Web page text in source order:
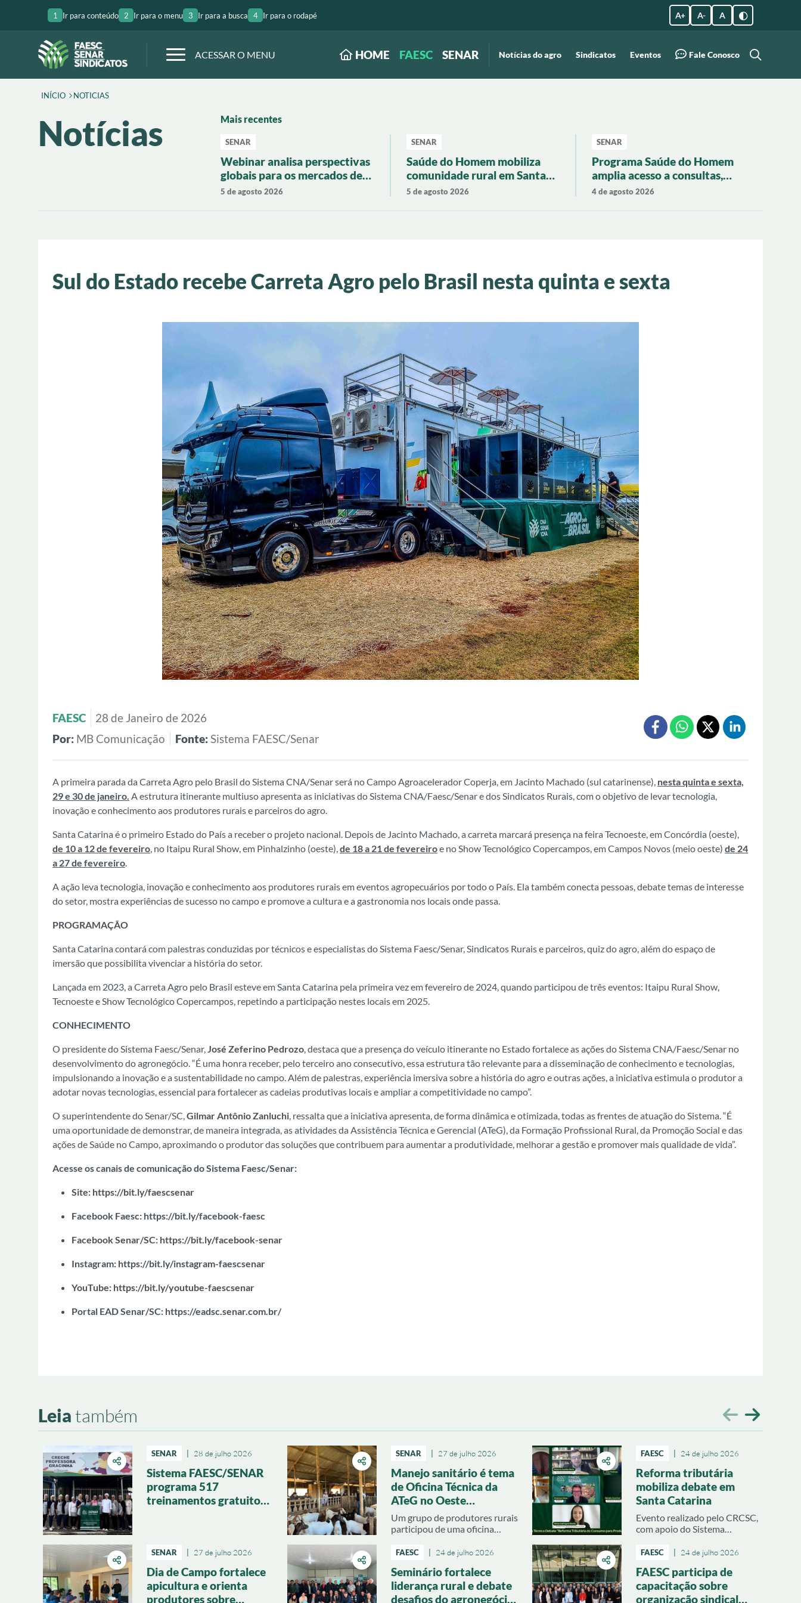
1 Ir para conteúdo 2 Ir para o menu 3 Ir para a busca 4 Ir para o rodapé A + A - A
ACESSAR O MENU HOME FAESC SENAR Notícias do agro Sindicatos Eventos Fale Conosco
INÍCIO NOTICIAS
Notícias Mais recentes
SENAR
Webinar analisa perspectivas
globais para os mercados de
carnes e leite
5 de agosto 2026
SENAR
Saúde do Homem mobiliza
comunidade rural em Santa
Rosa de Lima
5 de agosto 2026
SENAR
Programa Saúde do Homem
amplia acesso a consultas,
exames e vacinação em
4 de agosto 2026
Sul do Estado recebe Carreta Agro pelo Brasil nesta quinta e sexta
FAESC
28 de Janeiro de 2026
Por: MB Comunicação Fonte:Sistema FAESC/Senar
A primeira parada da Carreta Agro pelo Brasil do Sistema CNA/Senar será no Campo Agroacelerador Coperja, em Jacinto Machado (sul catarinense), nesta quinta e sexta,
29 e 30 de janeiro. A estrutura itinerante multiuso apresenta as iniciativas do Sistema CNA/Faesc/Senar e dos Sindicatos Rurais, com o objetivo de levar tecnologia,
inovação e conhecimento aos produtores rurais e parceiros do agro.
Santa Catarina é o primeiro Estado do País a receber o projeto nacional. Depois de Jacinto Machado, a carreta marcará presença na feira Tecnoeste, em Concórdia (oeste),
de 10 a 12 de fevereiro, no Itaipu Rural Show, em Pinhalzinho (oeste),de 18 a 21 de fevereiroe no Show Tecnológico Copercampos, em Campos Novos (meio oeste) de 24
a 27 de fevereiro.
A ação leva tecnologia, inovação e conhecimento aos produtores rurais em eventos agropecuários por todo o País. Ela também conecta pessoas, debate temas de interesse
do setor, mostra experiências de sucesso no campo e promove a cultura e a gastronomia nos locais onde passa.
PROGRAMAÇÃO
Santa Catarina contará com palestras conduzidas por técnicos e especialistas do Sistema Faesc/Senar, Sindicatos Rurais e parceiros, quiz do agro, além do espaço de
imersão que possibilita vivenciar a história do setor.
Lançada em 2023, a Carreta Agro pelo Brasil esteve em Santa Catarina pela primeira vez em fevereiro de 2024, quando participou de três eventos: Itaipu Rural Show,
Tecnoeste e Show Tecnológico Copercampos, repetindo a participação nestes locais em 2025.
CONHECIMENTO
O presidente do Sistema Faesc/Senar,José Zeferino Pedrozo, destaca que a presença do veículo itinerante no Estado fortalece as ações do Sistema CNA/Faesc/Senar no
desenvolvimento do agronegócio. “É uma honra receber, pelo terceiro ano consecutivo, essa estrutura tão relevante para a disseminação de conhecimento e tecnologias,
impulsionando a inovação e a sustentabilidade no campo. Além de palestras, experiência imersiva sobre a história do agro e outras ações, a iniciativa estimula o produtor a
adotar novas tecnologias, essencial para fortalecer as cadeias produtivas locais e ampliar a competitividade no campo”.
O superintendente do Senar/SC,Gilmar Antônio Zanluchi, ressalta que a iniciativa apresenta, de forma dinâmica e otimizada, todas as frentes de atuação do Sistema. “É
uma oportunidade de demonstrar, de maneira integrada, as atividades da Assistência Técnica e Gerencial (ATeG), da Formação Profissional Rural, da Promoção Social e das
ações de Saúde no Campo, aproximando o produtor das soluções que contribuem para aumentar a produtividade, melhorar a gestão e promover mais qualidade de vida”.
Acesse os canais de comunicação do Sistema Faesc/Senar:
Site: https://bit.ly/faescsenar
Facebook Faesc: https://bit.ly/facebook-faesc
Facebook Senar/SC: https://bit.ly/facebook-senar
Instagram: https://bit.ly/instagram-faescsenar
YouTube: https://bit.ly/youtube-faescsenar
Portal EAD Senar/SC: https://eadsc.senar.com.br/
Leiatambém
SENAR 28 de julho 2026
Sistema FAESC/SENAR
programa 517
treinamentos gratuitos
SENAR 27 de julho 2026
Dia de Campo fortalece
apicultura e orienta
produtores sobre
SENAR 27 de julho 2026
Manejo sanitário é tema
de Oficina Técnica da
ATeG no Oeste
catarinense
Um grupo de produtores rurais
participou de uma oficina
de caprinos, realizada na
Bortoletti, na Linha Pelotas,
interior de Arabutã, no Oeste
catarinense. A atividade
FAESC 24 de julho 2026
Seminário fortalece
liderança rural e debate
desafios do agronegócio
FAESC 24 de julho 2026
Reforma tributária
mobiliza debate em
Santa Catarina
Evento realizado pelo CRCSC,
com apoio do Sistema
especialistas para esclarecer os
fiscais sobre o agronegócio
FAESC 24 de julho 2026
FAESC participa de
capacitação sobre
organização sindical